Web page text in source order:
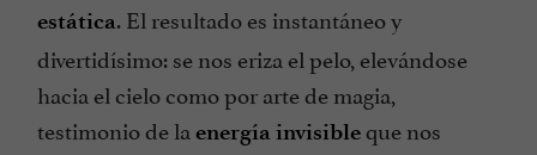
estática. El resultado es instantáneo y
divertidísimo: se nos eriza el pelo, elevándose
hacia el cielo como por arte de magia,
testimonio de la energía invisibleque nos